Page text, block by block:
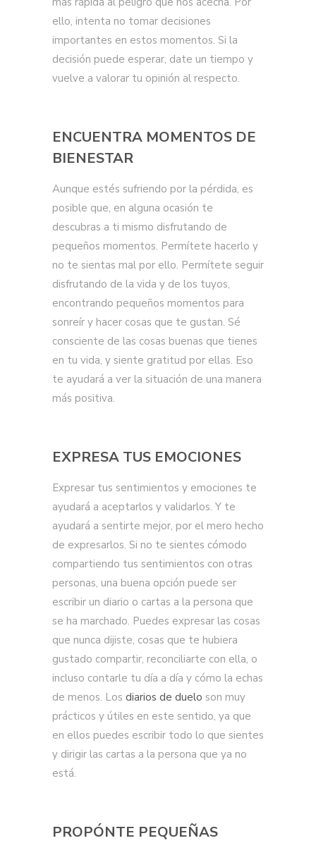
ello, intenta no tomar decisiones
importantes en estos momentos. Si la
decisión puede esperar, date un tiempo y
vuelve a valorar tu opinión al respecto.
ENCUENTRA MOMENTOS DE
BIENESTAR
Aunque estés sufriendo por la pérdida, es
posible que, en alguna ocasión te
descubras a ti mismo disfrutando de
pequeños momentos. Permítete hacerlo y
no te sientas mal por ello. Permítete seguir
disfrutando de la vida y de los tuyos,
encontrando pequeños momentos para
sonreír y hacer cosas que te gustan. Sé
consciente de las cosas buenas que tienes
en tu vida, y siente gratitud por ellas. Eso
te ayudará a ver la situación de una manera
más positiva.
EXPRESA TUS EMOCIONES
Expresar tus sentimientos y emociones te
ayudará a aceptarlos y validarlos. Y te
ayudará a sentirte mejor, por el mero hecho
de expresarlos. Si no te sientes cómodo
compartiendo tus sentimientos con otras
personas, una buena opción puede ser
escribir un diario o cartas a la persona que
se ha marchado. Puedes expresar las cosas
que nunca dijiste, cosas que te hubiera
gustado compartir, reconciliarte con ella, o
incluso contarle tu día a día y cómo la echas
de menos. Los diarios de duelo son muy
prácticos y útiles en este sentido, ya que
en ellos puedes escribir todo lo que sientes
y dirigir las cartas a la persona que ya no
está.
PROPÓNTE PEQUEÑAS